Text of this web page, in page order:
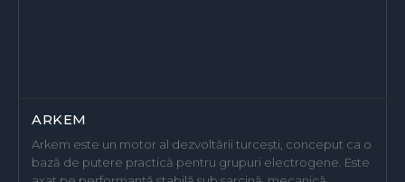
ARKEM
Arkem este un motor al dezvoltării turcești, conceput ca o
bază de putere practică pentru grupuri electrogene. Este